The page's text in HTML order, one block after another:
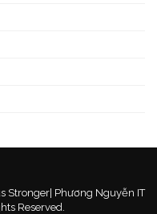
Stronger| Phương Nguyễn IT
Reserved.